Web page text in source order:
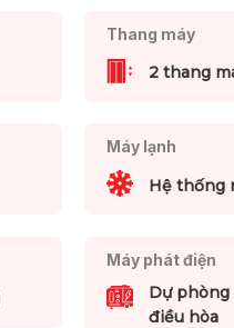
Thang máy
2 thang
Máy lạnh
Hệ thống
Máy phát điện
Dự phòng
điều hòa